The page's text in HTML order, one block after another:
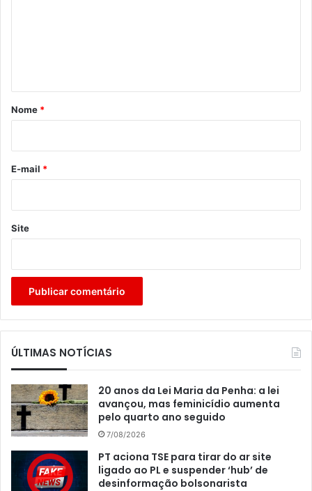
r
*
Nome *
E-mail *
Site
ÚLTIMAS NOTÍCIAS
20 anos da Lei Maria da Penha: a lei
avançou, mas feminicídio aumenta
pelo quarto ano seguido
7/08/2026
PT aciona TSE para tirar do ar site
ligado ao PL e suspender ‘hub’ de
desinformação bolsonarista